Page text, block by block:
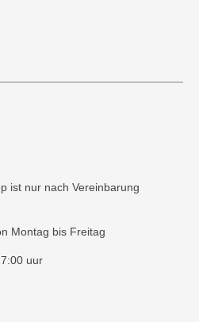
ist nur nach Vereinbarung
Montag bis Freitag
uur